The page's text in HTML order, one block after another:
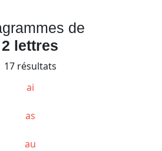
de
2 lettres
17 résultats
ai
as
au